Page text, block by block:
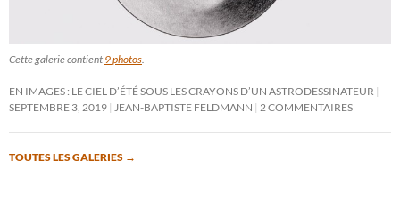
Cette galerie contient 9 photos
EN IMAGES : LE CIEL D’ÉTÉ SOUS LES CRAYONS D’UN ASTRODESSINATEUR
SEPTEMBRE 3, 2019
JEAN-BAPTISTE FELDMANN 2 COMMENTAIRES
TOUTES LES GALERIES →